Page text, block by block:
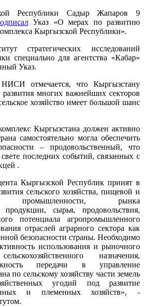
Республики Садыр Жапаров 9
Указ «О мерах по развитию
Кыргызской Республики».
стратегических исследований
специально для агентства «Кабар»
Указ.
отмечается, что Кыргызстану
развития многих важнейших секторов
хозяйство имеет большой шанс
Кыргызстана должен активно
самостоятельно могла обеспечить
– продовольственный, что
последних событий, связанных с
.
Кыргызской Республик принят в
сельского хозяйства, пищевой и
промышленности, рынка
продукции, сырья, продовольствия,
потенциала агропромышленного
отраслей аграрного сектора как
безопасности страны. Необходимо
использования и рыночного
назначения,
передачи в управление
по сельскому хозяйству части земель
угодий под развитие
и племенных хозяйств», -